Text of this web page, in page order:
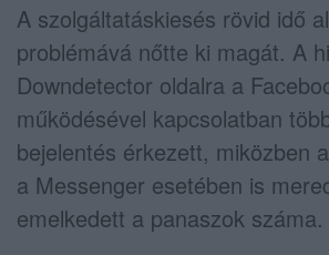
A szolgáltatáskiesés rövid idő
problémává nőtte ki magát. A
Downdetector oldalra a
működésével kapcsolatban
bejelentés érkezett, miközben
a Messenger esetében is
emelkedett a panaszok száma.